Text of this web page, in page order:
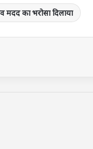
मदद का भरोसा दिलाया